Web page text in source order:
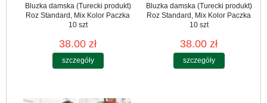
Bluzka damska (Turecki produkt)
Roz Standard, Mix Kolor Paczka
10 szt
38.00 zł
szczegóły
Bluzka damska (Turecki produkt)
Roz Standard, Mix Kolor Paczka
10 szt
38.00 zł
szczegóły